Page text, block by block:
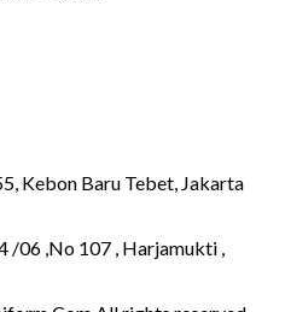
Kebon Baru Tebet, Jakarta
/06 ,No 107 , Harjamukti ,